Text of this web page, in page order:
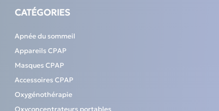
CATÉGORIES
Apnée du sommeil
Appareils CPAP
Masques CPAP
Accessoires CPAP
Oxygénothérapie
Oxyconcentrateurs portables